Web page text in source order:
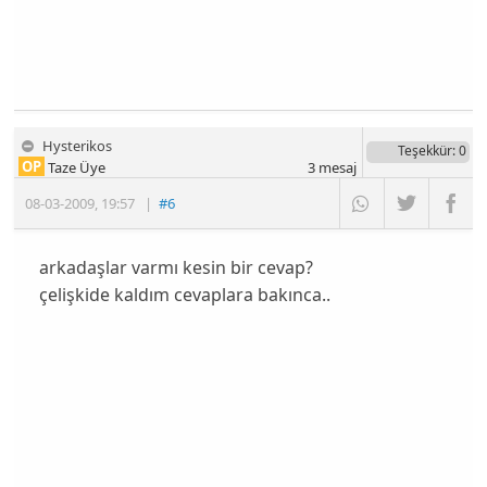
Hysterikos
08-03-2009, 19:57 |#6
OP Taze Üye
Teşekkür: 0
3mesaj
arkadaşlar varmı kesin bir cevap?
çelişkide kaldım cevaplara bakınca..